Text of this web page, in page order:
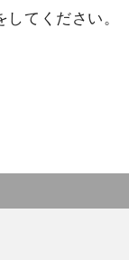
てください。